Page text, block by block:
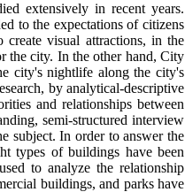
extensively in recent years.
to the expectations of citizens
visual attractions, in the
the city. In the other hand, City
city's nightlife along the city's
by analytical-descriptive
and relationships between
semi-structured interview
subject. In order to answer the
types of buildings have been
to analyze the relationship
buildings, and parks have